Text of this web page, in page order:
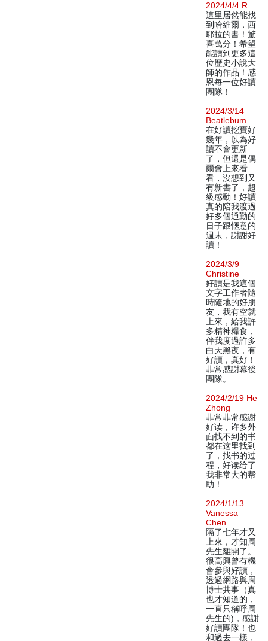
2024/4/4 R
這里居然能找
到哈維爾．西
耶拉的書！驚
喜萬分！希望
能讀到更多這
位歷史小說大
師的作品！感
恩每一位好讀
團隊！
2024/3/14
Beatlebum
在好讀挖寶好
幾年，以為好
讀不會更新
了，但還是偶
爾會上來看
看，沒想到又
有新書了，超
級感動！好讀
真的陪我渡過
好多個通勤的
日子跟愜意的
週末，謝謝好
讀！
2024/3/9
Christine
好讀是我這個
文字工作者隨
時隨地的好朋
友，我有空就
上來，給我許
多精神糧食，
伴我度過許多
白天黑夜，有
好讀，真好！
非常感謝幕後
團隊。
2024/2/19 He
Zhong
非常非常感谢
好读，许多外
面找不到的书
都在这里找到
了，找书的过
程，好读给了
我非常大的帮
助！
2024/1/13
Vanessa
Chen
隔了七年才又
上來，才知周
先生離開了。
很高興曾有機
會參與好讀，
透過網路與周
博士共事（真
也才知道的，
一直只稱呼周
先生的)，感謝
好讀團隊！也
和過去一樣，